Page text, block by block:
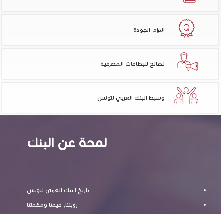
التزام الجودة
نصائح للبطاقات المصرفية
وسيط البنك العربي لتونس
لمحة عن البنك
تاريخ البنك العربي لتونس
رؤيتنا, قيمنا ومهمتنا